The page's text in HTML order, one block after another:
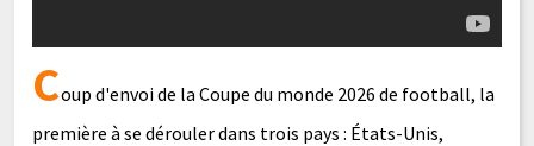
Coup d'envoi de la Coupe du monde 2026 de football, la
première à se dérouler dans trois pays : États-Unis,